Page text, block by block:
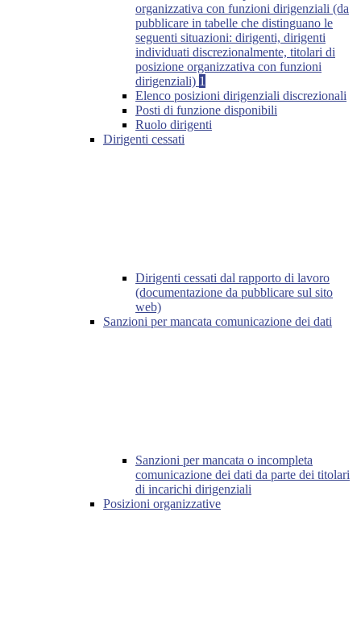
organizzativa con funzioni dirigenziali (da
pubblicare in tabelle che distinguano le
seguenti situazioni: dirigenti, dirigenti
individuati discrezionalmente, titolari di
posizione organizzativa con funzioni
dirigenziali) 1
Elenco posizioni dirigenziali discrezionali
Posti di funzione disponibili
Ruolo dirigenti
Dirigenti cessati
Dirigenti cessati dal rapporto di lavoro
(documentazione da pubblicare sul sito
web)
Sanzioni per mancata comunicazione dei dati
Sanzioni per mancata o incompleta
comunicazione dei dati da parte dei titolari
di incarichi dirigenziali
Posizioni organizzative